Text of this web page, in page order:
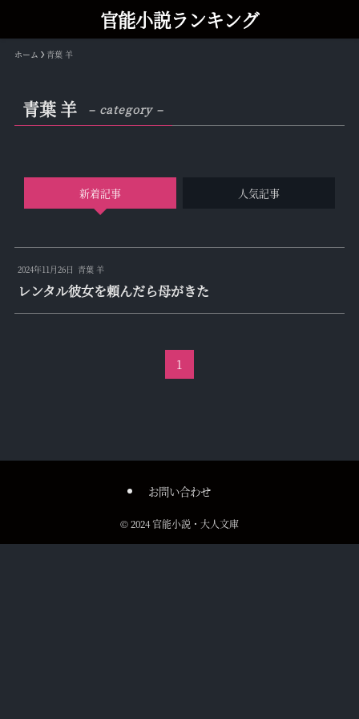
官能小説ランキング
ホーム 青葉 羊
青葉 羊 – category –
新着記事 人気記事
2024年11月26日 青葉 羊
レンタル彼女を頼んだら母がきた
1
お問い合わせ
©2024 官能小説・大人文庫